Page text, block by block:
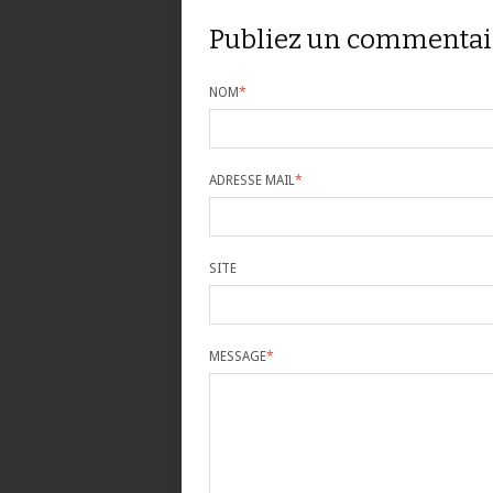
Publiez un
NOM*
ADRESSE MAIL*
SITE
MESSAGE*